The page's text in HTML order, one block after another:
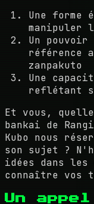
Une forme
manipuler
Un
référence
zanpakuto
Une
reflétant
Et vous,
bankai de
Kubo nous
son sujet ?
idées dans les
connaître vos
Un